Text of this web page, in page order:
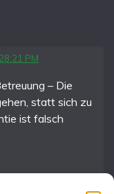
PM
– Die
statt sich zu
ist falsch